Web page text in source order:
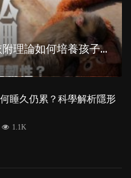
從
小獼猴Panchi 看：依附理論如何培養孩子心理韌性？
睡久仍累？科學解析隱形
1.1K